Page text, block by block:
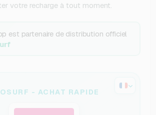
votre recharge à tout moment.
est partenaire de distribution officiel
- ACHAT RAPIDE